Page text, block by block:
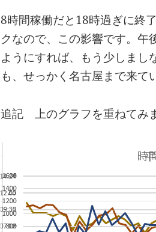
8時間稼働だと18時過ぎに終
クなので、この影響です。午
ようにすれば、もう少しまし
も、せっかく名古屋まで来て
追記 上のグラフを重ねてみま